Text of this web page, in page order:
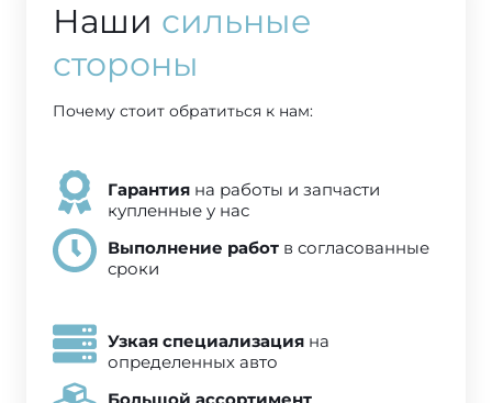
Наши сильные
стороны
Почему стоит обратиться к нам:
Гарантия на работы и запчасти
купленные у нас
Выполнение работ в согласованные
сроки
Узкая специализация на
определенных авто